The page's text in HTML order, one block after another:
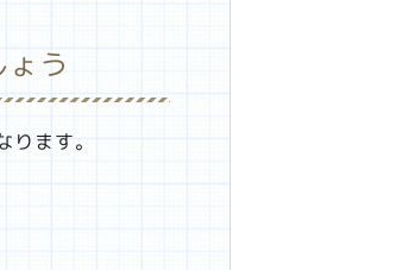
う
ます。